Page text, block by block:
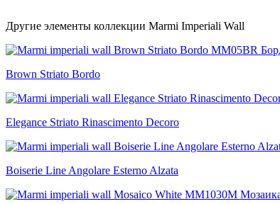
Другие элементы коллекции Marmi Imperiali Wall
Brown Striato Bordo
Elegance Striato Rinascimento Decoro
Boiserie Line Angolare Esterno Alzata